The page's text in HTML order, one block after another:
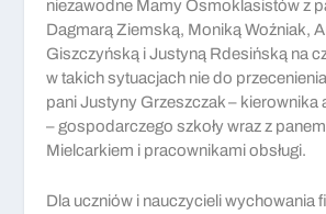
niezawodne Mamy Ósmoklasistów z
Dagmarą Ziemską, Moniką Woźniak,
Giszczyńską i Justyną Rdesińską na
w takich sytuacjach nie do
pani Justyny Grzeszczak – kierownika
– gospodarczego szkoły wraz z
Mielcarkiem i pracownikami obsługi.
Dla uczniów i nauczycieli wychowania